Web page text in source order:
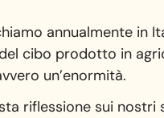
annualmente in
cibo prodotto in
un’enormità.
riflessione sui nostri